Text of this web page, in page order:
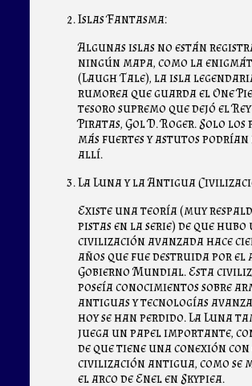
Islas Fantasma:
Algunas islas no están
ningún mapa, como la
(Laugh Tale), la isla
rumorea que guarda el One
tesoro supremo que dejó el
Piratas, Gol D. Roger. Solo
más fuertes y astutos
allí.
La Luna y la Antigua
Existe una teoría (muy
pistas en la serie) de que hubo
civilización avanzada hace
años que fue destruida por
Gobierno Mundial. Esta
poseía conocimientos sobre
antiguas y tecnologías
hoy se han perdido. La Luna
juega un papel importante,
de que tiene una conexión con
civilización antigua, como se
el arco de Enel en Skypiea.